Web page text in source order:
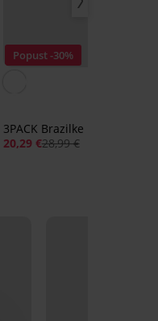
Popust -30%
3PACK Brazilke Flexi
20,29 €28,99 €